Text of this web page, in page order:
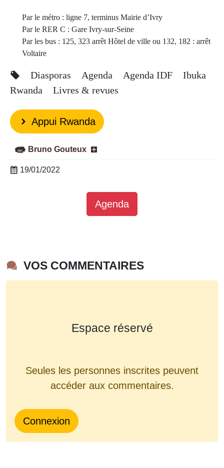
Par le métro : ligne 7, terminus Mairie d’Ivry
Par le RER C : Gare Ivry-sur-Seine
Par les bus : 125, 323 arrêt Hôtel de ville ou 132, 182 : arrêt
Voltaire
Diasporas Agenda Agenda IDF
Ibuka
Rwanda
Livres & revues
Appui Rwanda
Bruno Gouteux
19/01/2022
Agenda
VOS COMMENTAIRES
Espace réservé
Seules les personnes inscrites peuvent
accéder aux commentaires.
Connexion